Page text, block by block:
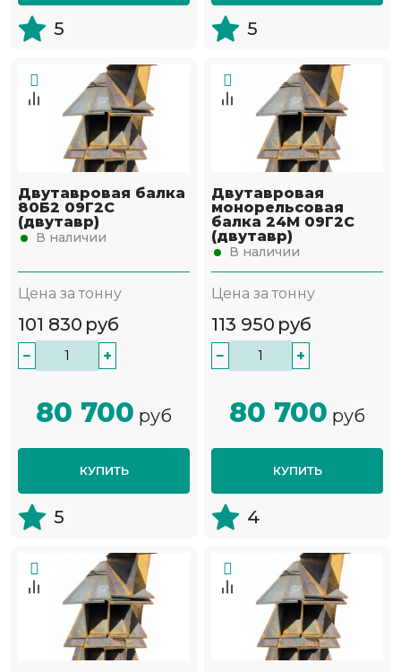
5 5
Двутавровая балка
80Б2 09Г2С
(двутавр)
В наличии
Цена за тонну
101 830 руб
− +
80 700 руб
КУПИТЬ
5
Двутавровая
монорельсовая
балка 24М 09Г2С
(двутавр)
В наличии
Цена за тонну
113 950 руб
− +
80 700 руб
КУПИТЬ
4